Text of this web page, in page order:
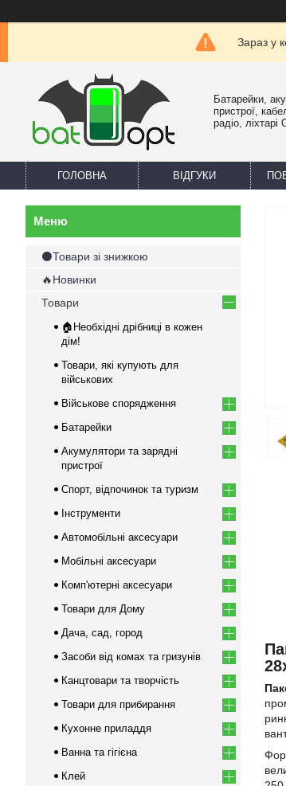
Зараз у
Батарейки,
пристрої,
радіо,
ГОЛОВНА ВІДГУКИ
⚫Товари зі знижкою
🔥Новинки
Товари
🏠Необхідні дрібниці в кожен
дім!
Товари, які купують для
військових
Військове спорядження
Батарейки
Акумулятори та зарядні
пристрої
Спорт, відпочинок та туризм
Інструменти
Автомобільні аксесуари
Мобільні аксесуари
Комп'ютерні аксесуари
Товари для Дому
Дача, сад, город
Засоби від комах та гризунів
Канцтовари та творчість
Товари для прибирання
Кухонне приладдя
Ванна та гігієна
Клей